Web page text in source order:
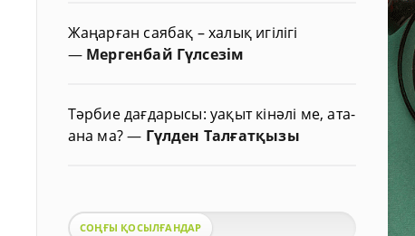
Жаңарған саябақ – халық игілігі
— Мергенбай Гүлсезім
Тәрбие дағдарысы: уақыт кінәлі ме, ата-
ана ма?— Гүлден Талғатқызы
СОҢҒЫ ҚОСЫЛҒАНДАР